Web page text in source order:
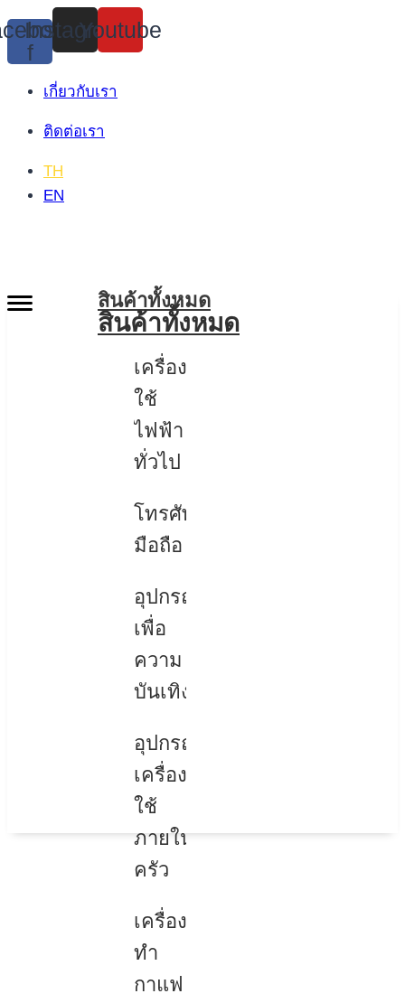
Skip
to
content
f
Instagram
Youtube
เกี่ยวกับเรา
ติดต่อเรา
TH
EN
สินค้าทั้งหมด
สินค้าทั้งหมด
เครื่อง
ใช้
ไฟฟ้า
ทั่วไป
โทรศัพท์
มือถือ
อุปกรณ์
เพื่อ
ความ
บันเทิง
อุปกรณ์
เครื่อง
ใช้
ภายใน
ครัว
เครื่อง
ทำ
กาแฟ